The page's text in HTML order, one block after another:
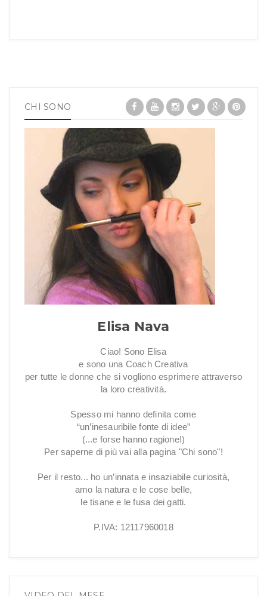
CHI SONO
Elisa Nava
Ciao! Sono Elisa
e sono una Coach Creativa
per tutte le donne che si vogliono esprimere attraverso
la loro creatività.
Spesso mi hanno definita come
“un’inesauribile fonte di idee”
(...e forse hanno ragione!)
Per saperne di più vai alla pagina "Chi sono"!
Per il resto... ho un’innata e insaziabile curiosità,
amo la natura e le cose belle,
le tisane e le fusa dei gatti.
P.IVA: 12117960018